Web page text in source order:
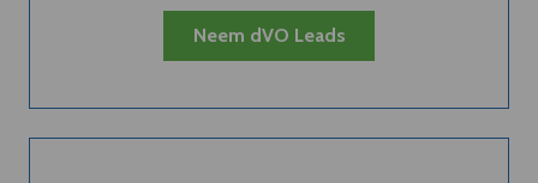
Neem dVO Leads